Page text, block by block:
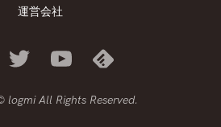
運営会社
logmi All Rights Reserved.